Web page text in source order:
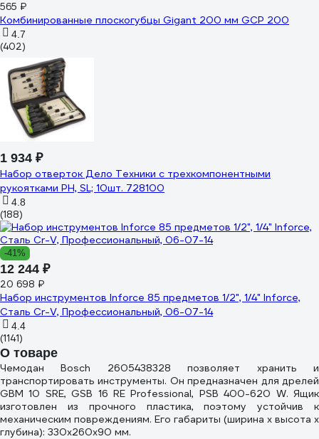
565 ₽
Комбинированные плоскогубцы Gigant 200 мм GCP 200
4.7
(402)
1 934 ₽
Набор отверток Дело Техники c трехкомпонентными
рукоятками PH, SL; 10шт. 728100
4.8
(188)
-41%
12 244 ₽
20 698 ₽
Набор инструментов Inforce 85 предметов 1/2", 1/4" Inforce,
Сталь Cr-V, Профессиональный, 06-07-14
4.4
(1141)
О товаре
Чемодан Bosch 2605438328 позволяет хранить и
транспортировать инструменты. Он предназначен для дрелей
GBM 10 SRE, GSB 16 RE Professional, PSB 400-620 W. Ящик
изготовлен из прочного пластика, поэтому устойчив к
механическим повреждениям. Его габариты (ширина х высота х
глубина): 330х260х90 мм.